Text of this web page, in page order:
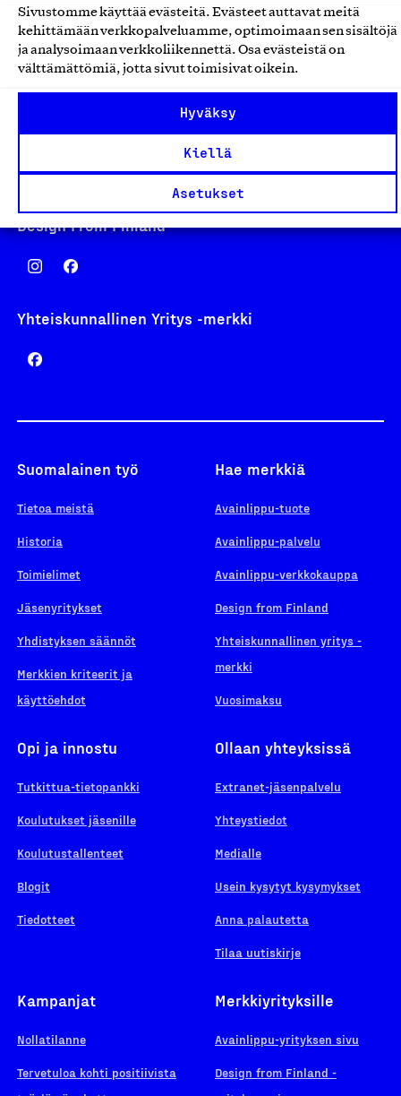
Sivustomme käyttää evästeitä. Evästeet auttavat meitä
kehittämään verkkopalveluamme, optimoimaan sen sisältöjä
ja analysoimaan verkkoliikennettä. Osa evästeistä on
välttämättömiä, jotta sivut toimisivat oikein.
Hyväksy
Kiellä
Asetukset
asiakaspalvelu@suomalainentyo.fi
laskutus@suomalainentyo.fi
Avainlippu
Design From Finland
Yhteiskunnallinen Yritys -merkki
Suomalainen työ
Tietoa meistä
Historia
Toimielimet
Jäsenyritykset
Yhdistyksen säännöt
Merkkien kriteerit ja
käyttöehdot
Hae merkkiä
Avainlippu-tuote
Avainlippu-palvelu
Avainlippu-verkkokauppa
Design from Finland
Yhteiskunnallinen yritys -
merkki
Vuosimaksu
Opi ja innostu
Tutkittua-tietopankki
Koulutukset jäsenille
Koulutustallenteet
Blogit
Tiedotteet
Ollaan yhteyksissä
Extranet-jäsenpalvelu
Yhteystiedot
Medialle
Usein kysytyt kysymykset
Anna palautetta
Tilaa uutiskirje
Kampanjat
Nollatilanne
Tervetuloa kohti positiivista
Merkkiyrityksille
Avainlippu-yrityksen sivu
Design from Finland -